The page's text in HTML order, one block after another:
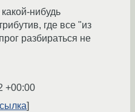
нибудь
где все "из
разбираться не
+00:00